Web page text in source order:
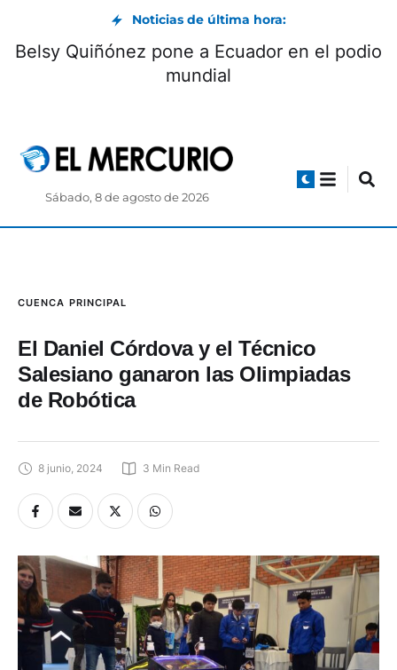
Noticias de última hora:
Museo Pumapungo convoca a Club de
Pequeños Lectores: cómo participar
Sábado, 8 de agosto de 2026
CUENCA PRINCIPAL
El Daniel Córdova y el Técnico
Salesiano ganaron las Olimpiadas
de Robótica
8 junio, 2024 3 Min Read